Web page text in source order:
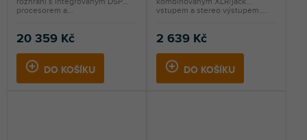
20 359 Kč
DO KOŠÍKU
procesorem a...
2 639 Kč
DO KOŠÍKU
vstupem a stereo výstupem....